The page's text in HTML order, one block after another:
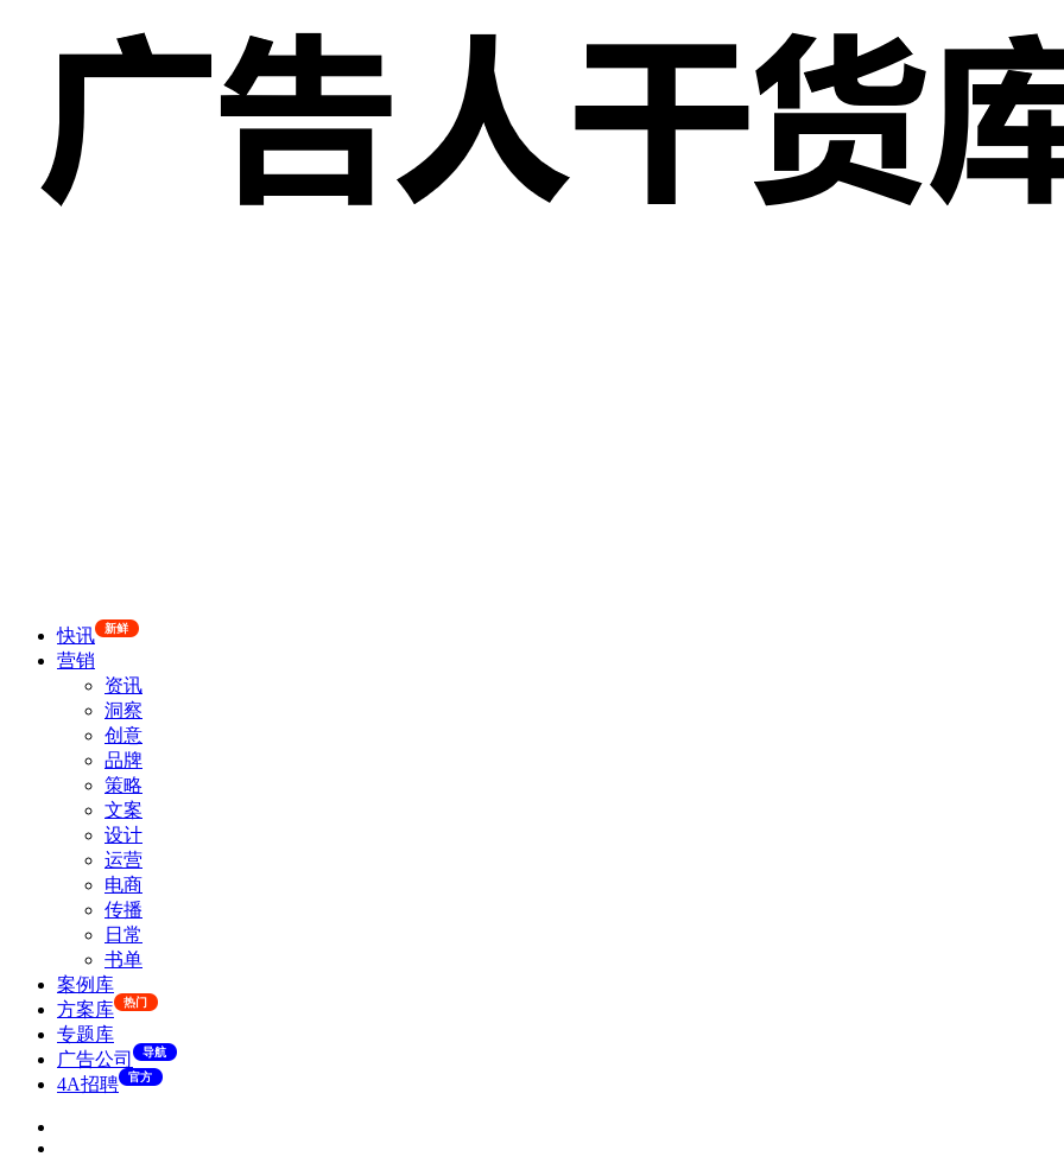
快讯 新鲜
营销
资讯
洞察
创意
品牌
策略
文案
设计
运营
电商
传播
日常
书单
案例库
方案库
热门
专题库
广告公司
导航
4A招聘 官方